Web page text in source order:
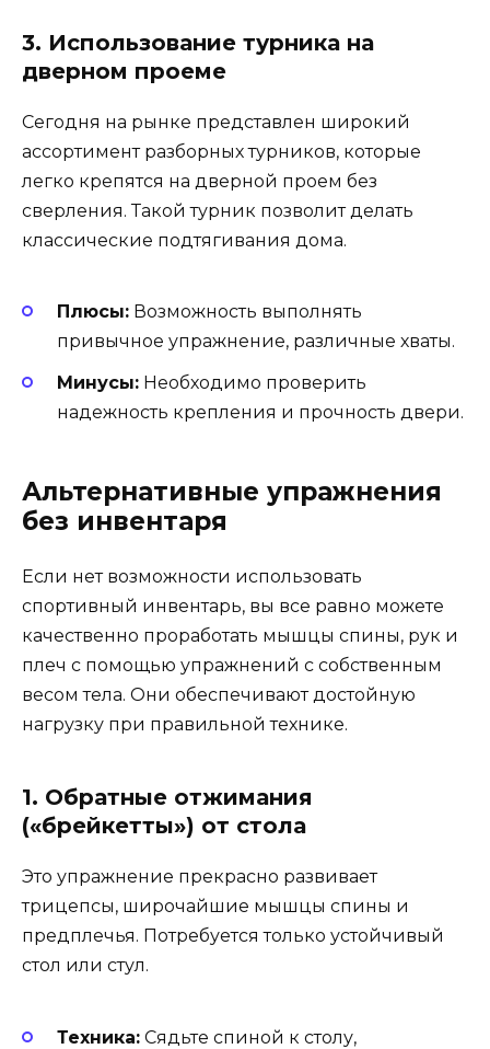
3. Использование турника на
дверном проеме
Сегодня на рынке представлен широкий
ассортимент разборных турников, которые
легко крепятся на дверной проем без
сверления. Такой турник позволит делать
классические подтягивания дома.
Плюсы: Возможность выполнять
привычное упражнение, различные хваты.
Минусы: Необходимо проверить
надежность крепления и прочность двери.
Альтернативные упражнения
без инвентаря
Если нет возможности использовать
спортивный инвентарь, вы все равно можете
качественно проработать мышцы спины, рук и
плеч с помощью упражнений с собственным
весом тела. Они обеспечивают достойную
нагрузку при правильной технике.
1. Обратные отжимания
(«брейкетты») от стола
Это упражнение прекрасно развивает
трицепсы, широчайшие мышцы спины и
предплечья. Потребуется только устойчивый
стол или стул.
Техника: Сядьте спиной к столу,